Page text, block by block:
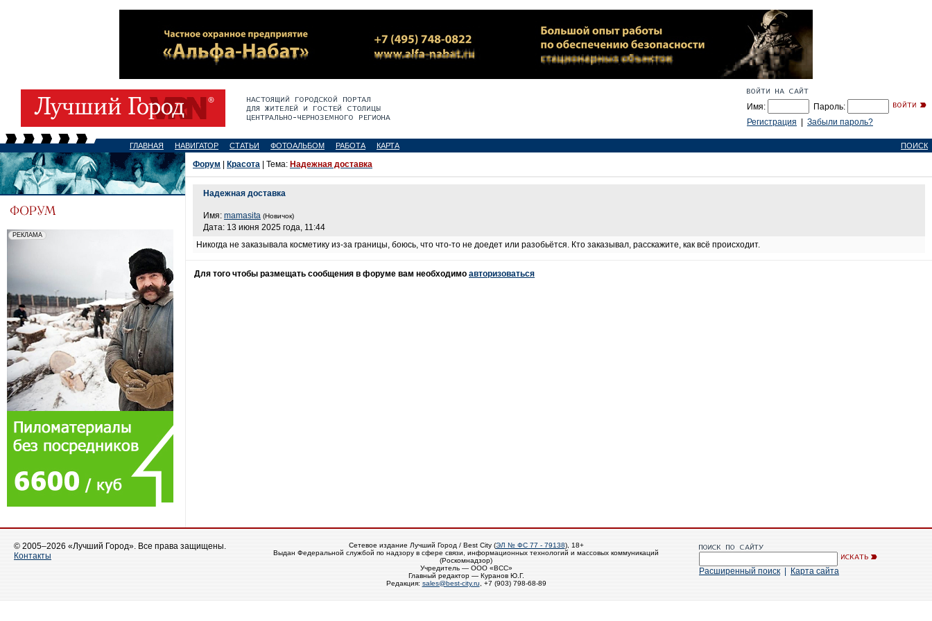
Имя:
Пароль:
Регистрация
Забыли пароль?
ГЛАВНАЯ НАВИГАТОР СТАТЬИ ФОТОАЛЬБОМ РАБОТА КАРТА ПОИСК
Форум Красота | Тема: Надежная доставка
Надежная доставка
Имя: mamasita (Новичок)
Дата: 13 июня 2025 года, 11:44
Никогда не заказывала косметику из-за границы, боюсь, что что-то не доедет или разобьётся. Кто заказывал, расскажите, как всё происходит.
Для того чтобы размещать сообщения в форуме вам необходимо авторизоваться
© 2005–2026 «Лучший Город». Все права защищены.
Контакты
Сетевое издание Лучший Город / Best City (ЭЛ № ФС 77 - 79138), 18+
Выдан Федеральной службой по надзору в сфере связи, информационных технологий и массовых коммуникаций
(Роскомнадзор)
Учредитель — ООО «ВСС»
Главный редактор — Куранов Ю.Г.
Редакция: sales@best-city.ru , +7 (903) 798-68-89
Расширенный поиск Карта сайта